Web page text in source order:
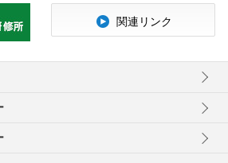
関連リンク